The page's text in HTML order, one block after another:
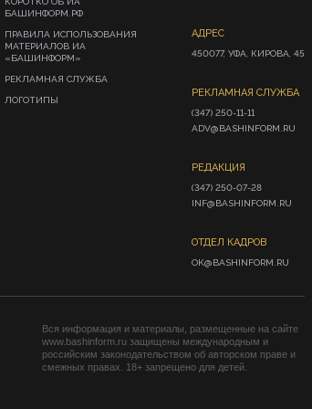
БАШИНФОРМ.РФ
ПРАВИЛА ИСПОЛЬЗОВАНИЯ
МАТЕРИАЛОВ ИА
«БАШИНФОРМ»
РЕКЛАМНАЯ СЛУЖБА
ЛОГОТИПЫ
АДРЕС
450077, УФА, КИРОВА, 45
РЕКЛАМНАЯ СЛУЖБА
(347) 250-11-11
ADV@BASHINFORM.RU
РЕДАКЦИЯ
(347) 250-07-28
INF@BASHINFORM.RU
ОТДЕЛ КАДРОВ
OK@BASHINFORM.RU
Вся информация и материалы, размещенные на сайте
www.bashinform.ru защищены международным и
российским законодательством об авторском праве и
смежных правах. 18+ запрещено для детей.